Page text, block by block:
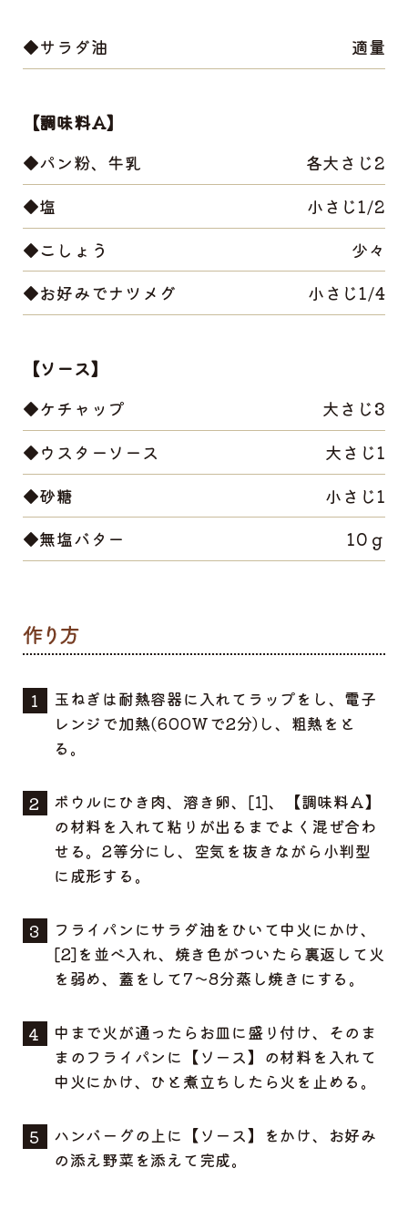
◆サラダ油 適量
【調味料A】
◆パン粉、牛乳
各大さじ2
◆塩
小さじ1/2
◆こしょう
少々
◆お好みでナツメグ
小さじ1/4
【ソース】
◆ケチャップ
大さじ3
◆ウスターソース
大さじ1
◆砂糖
小さじ1
◆無塩バター
10ｇ
玉ねぎは耐熱容器に入れてラップをし、電子
レンジで加熱(600Wで2分)し、粗熱をと
る。
ボウルにひき肉、溶き卵、[1]、【調味料A】
の材料を入れて粘りが出るまでよく混ぜ合わ
せる。2等分にし、空気を抜きながら小判型
に成形する。
フライパンにサラダ油をひいて中火にかけ、
[2]を並べ入れ、焼き色がついたら裏返して火
を弱め、蓋をして7～8分蒸し焼きにする。
中まで火が通ったらお皿に盛り付け、そのま
まのフライパンに【ソース】の材料を入れて
中火にかけ、ひと煮立ちしたら火を止める。
ハンバーグの上に【ソース】をかけ、お好み
の添え野菜を添えて完成。